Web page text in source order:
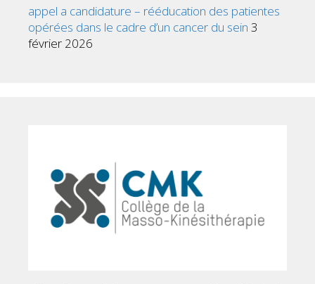
appel a candidature – rééducation des patientes
opérées dans le cadre d’un cancer du sein 3
février 2026